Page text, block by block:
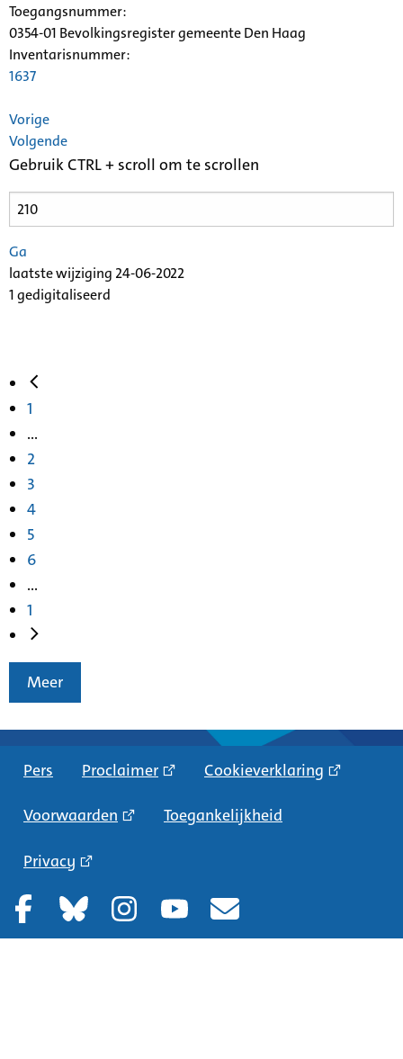
Toegangsnummer:
0354-01 Bevolkingsregister gemeente Den Haag
Inventarisnummer:
1637
Vorige
Volgende
Gebruik CTRL + scroll om te scrollen
Ga
laatste wijziging 24-06-2022
1 gedigitaliseerd
1
...
2
3
4
5
6
...
1
Meer
Pers Proclaimer Cookieverklaring
Voorwaarden Toegankelijkheid
Privacy